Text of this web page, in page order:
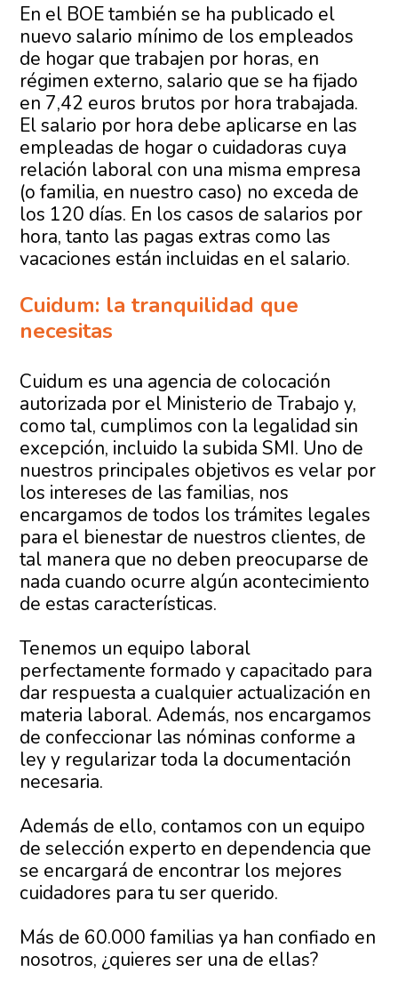
En el BOE también se ha publicado el
nuevo salario mínimo de los empleados
de hogar que trabajen por horas, en
régimen externo, salario que se ha fijado
en 7,42 euros brutos por hora trabajada.
El salario por hora debe aplicarse en las
empleadas de hogar o cuidadoras cuya
relación laboral con una misma empresa
(o familia, en nuestro caso) no exceda de
los 120 días. En los casos de salarios por
hora, tanto las pagas extras como las
vacaciones están incluidas en el salario.
Cuidum: la tranquilidad que
necesitas
Cuidum es una agencia de colocación
autorizada por el Ministerio de Trabajo y,
como tal, cumplimos con la legalidad sin
excepción, incluido la subida SMI. Uno de
nuestros principales objetivos es velar por
los intereses de las familias, nos
encargamos de todos los trámites legales
para el bienestar de nuestros clientes, de
tal manera que no deben preocuparse de
nada cuando ocurre algún acontecimiento
de estas características.
Tenemos un equipo laboral
perfectamente formado y capacitado para
dar respuesta a cualquier actualización en
materia laboral. Además, nos encargamos
de confeccionar las nóminas conforme a
ley y regularizar toda la documentación
necesaria.
Además de ello, contamos con un equipo
de selección experto en dependencia que
se encargará de encontrar los mejores
cuidadores para tu ser querido.
Más de 60.000 familias ya han confiado en
nosotros, ¿quieres ser una de ellas?